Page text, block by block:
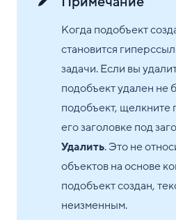
Когда подобъект
становится
задачи. Если вы
подобъект удален не
подобъект,
его заголовке под
Удалить. Это не
объектов на основе
подобъект создан,
неизменным.